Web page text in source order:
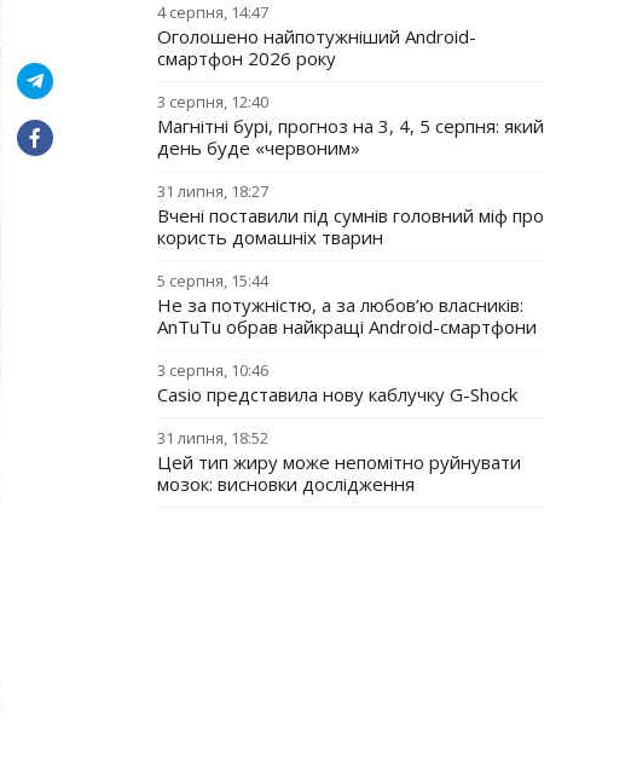
4 серпня, 14:47
Оголошено найпотужніший Android-
смартфон 2026 року
3 серпня, 12:40
Магнітні бурі, прогноз на 3, 4, 5 серпня: який
день буде «червоним»
31 липня, 18:27
Вчені поставили під сумнів головний міф про
користь домашніх тварин
5 серпня, 15:44
Не за потужністю, а за любов’ю власників:
AnTuTu обрав найкращі Android-смартфони
3 серпня, 10:46
Casio представила нову каблучку G-Shock
31 липня, 18:52
Цей тип жиру може непомітно руйнувати
мозок: висновки дослідження